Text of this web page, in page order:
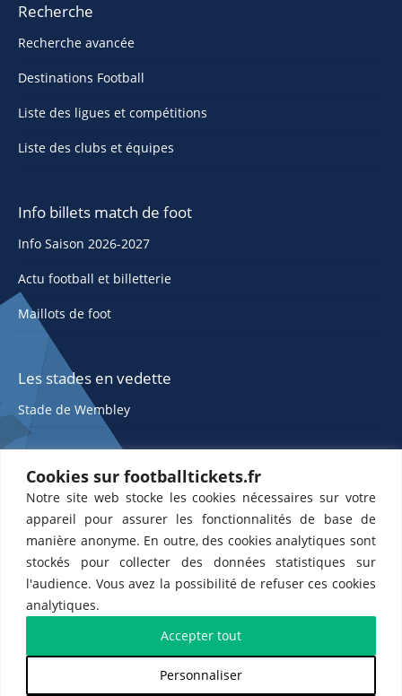
Cookies sur footballtickets.fr
Notre site web stocke les cookies nécessaires sur votre
appareil pour assurer les fonctionnalités de base de
manière anonyme. En outre, des cookies analytiques sont
stockés pour collecter des données statistiques sur
l'audience. Vous avez la possibilité de refuser ces cookies
analytiques.
Personnaliser
Accepter tout
Recherche
Recherche avancée
Destinations Football
Liste des ligues et compétitions
Liste des clubs et équipes
Info billets match de foot
Info Saison 2026-2027
Actu football et billetterie
Maillots de foot
Les stades en vedette
Stade de Wembley
ETTS 365 SL, Rambla de Catalunya 38, 8, 1, 08007 Barcelone, Espagne |
Partenaires de l'US Changé 53 💙et de l'US Bretons de Paris 🤍